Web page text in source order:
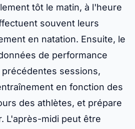
tôt le matin, à l'heure
souvent leurs
en natation. Ensuite, le
de performance
sessions,
en fonction des
des athlètes, et prépare
L'après-midi peut être